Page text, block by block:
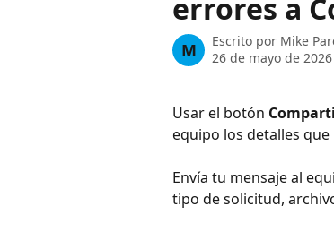
errores a
M Escrito por Mike
26 de mayo de 2026
Usar el botón
equipo los detalles
Envía tu mensaje al
tipo de solicitud,